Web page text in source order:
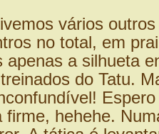
vários
no total, em
apenas a silhueta
do Tatu.
firme, hehehe.